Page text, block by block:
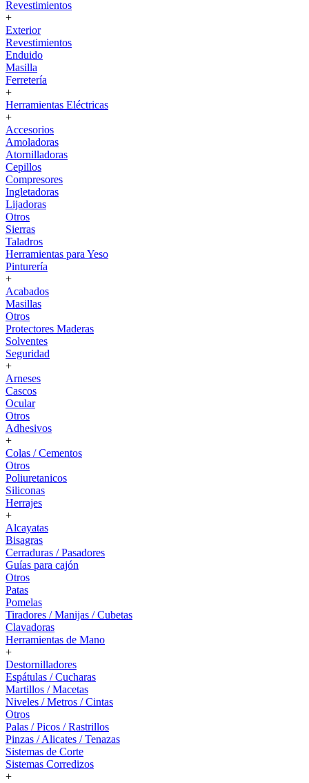
Revestimientos
+
Exterior
Revestimientos
Enduido
Masilla
Ferretería
+
Herramientas Eléctricas
+
Accesorios
Amoladoras
Atornilladoras
Cepillos
Compresores
Ingletadoras
Lijadoras
Otros
Sierras
Taladros
Herramientas para Yeso
Pinturería
+
Acabados
Masillas
Otros
Protectores Maderas
Solventes
Seguridad
+
Arneses
Cascos
Ocular
Otros
Adhesivos
+
Colas / Cementos
Otros
Poliuretanicos
Siliconas
Herrajes
+
Alcayatas
Bisagras
Cerraduras / Pasadores
Guías para cajón
Otros
Patas
Pomelas
Tiradores / Manijas / Cubetas
Clavadoras
Herramientas de Mano
+
Destornilladores
Espátulas / Cucharas
Martillos / Macetas
Niveles / Metros / Cintas
Otros
Palas / Picos / Rastrillos
Pinzas / Alicates / Tenazas
Sistemas de Corte
Sistemas Corredizos
+